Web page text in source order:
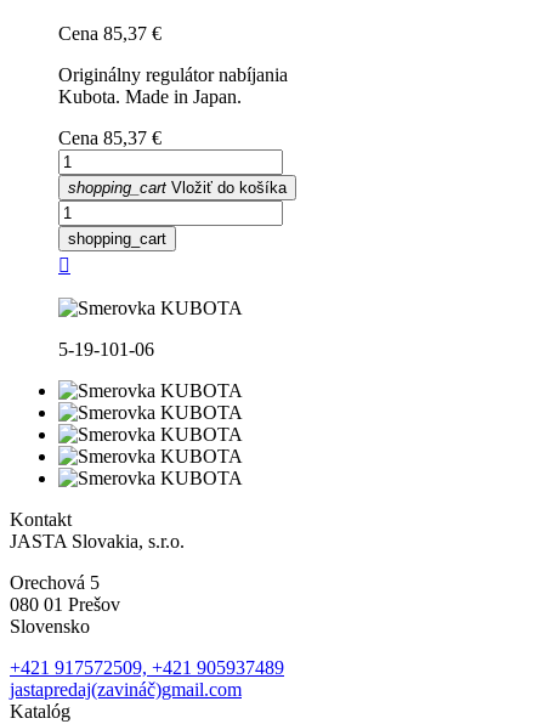
Cena 85,37 €
Originálny regulátor nabíjania
Kubota. Made in Japan.
Cena 85,37 €
shopping_cart Vložiť do košíka
shopping_cart

5-19-101-06
Kontakt
JASTA Slovakia, s.r.o.
Orechová 5
080 01 Prešov
Slovensko
+421 917572509, +421 905937489
jastapredaj(zavináč)gmail.com
Katalóg